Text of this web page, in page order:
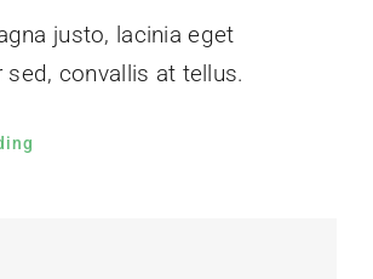
justo, lacinia eget
convallis at tellus.